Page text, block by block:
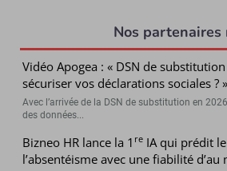
Nos
Vidéo Apogea : « DSN de
sécuriser vos déclarations sociales ? »
Avec l’arrivée de la DSN de substitution en
des données...
Bizneo HR lance la 1 re IA qui prédit
l’absentéisme avec une fiabilité d’au